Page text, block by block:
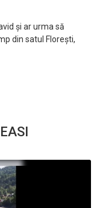
și ar urma să
din satul Florești,